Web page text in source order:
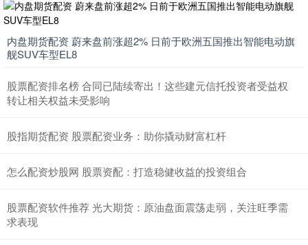
内盘期货配资 蔚来盘前涨超2% 日前于欧洲五国推出智能电动旗
舰SUV车型EL8
股票配资排名榜 合同已陆续寄出！这些建元信托投资者受益权
转让相关权益未受影响
股指期货配资 股票配资业务：助你撬动财富杠杆
怎么配资炒股网 股票资配：打造稳健收益的投资组合
股票配资软件推荐 光大期货：原油盘面震荡走弱，关注旺季需
求表现